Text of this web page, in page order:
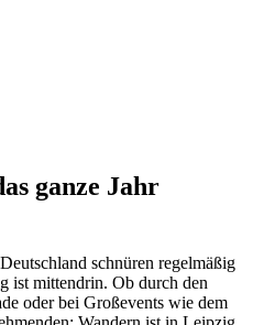
ganze Jahr
schnüren regelmäßig
ist mittendrin. Ob durch den
oder bei Großevents wie dem